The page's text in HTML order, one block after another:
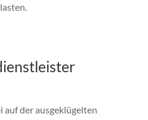
auf der ausgeklügelten